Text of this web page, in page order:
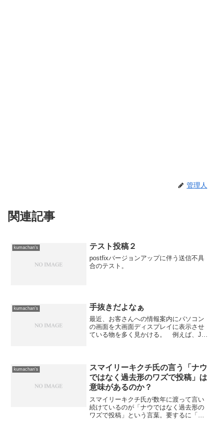
管理人
関連記事
kumachan's テスト投稿２
postfixバージョンアップに伴う送信不具
合のテスト。
kumachan's 手抜きだよなぁ
最近、お客さんへの情報案内にパソコン
の画面を大画面ディスプレイに表示させ
ている物を多く見かける。 例えば、JR
売り場にある発時刻の案内（こ...
kumachan's
スマイリーキクチ氏の言う「ナウ
ではなく過去形のワズで投稿」は
意味があるのか？
スマイリーキクチ氏が数年に渡って言い
続けているのが「ナウではなく過去形の
ワズで投稿」という言葉。要するに「な